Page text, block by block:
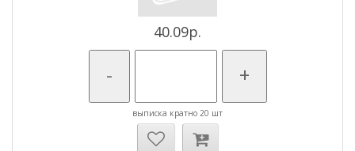
40.09р.
- +
выписка кратно 20 шт